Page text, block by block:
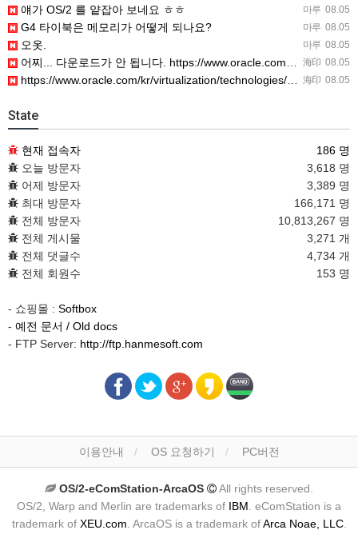
마루 08.05
얘가 OS/2 를 얕잡아 보네요 ㅎㅎ
마루 08.05
G4 타이북은 메모리가 어떻게 되나요?
마루 08.05
오옷.
海印 08.05
어찌... 다운로드가 안 됩니다. https://www.oracle.com/kr/virtualization/…
海印 08.05
https://www.oracle.com/kr/virtualization/technologies/vm/dow…
State
현재 접속자
186 명
오늘 방문자
3,618 명
어제 방문자
3,389 명
최대 방문자
166,171 명
전체 방문자
10,813,267 명
전체 게시물
3,271 개
전체 댓글수
4,734 개
전체 회원수
153 명
- 쇼핑몰 : Softbox
- 예전 문서 / Old docs
- FTP Server: http://ftp.hanmesoft.com
이용안내 OS 요청하기 PC버전
OS/2-eComStation-ArcaOS
All rights reserved.
OS/2, Warp and Merlin are trademarks of IBM . eComStation is a
trademark of XEU.com . ArcaOS is a trademark ofArca Noae, LLC.